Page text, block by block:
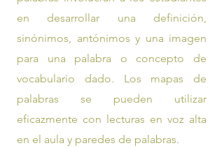
en desarrollar una definición,
sinónimos, antónimos y una imagen
para una palabra o concepto de
vocabulario dado. Los mapas de
palabras se pueden utilizar
eficazmente con lecturas en voz alta
en el aula y paredes de palabras.